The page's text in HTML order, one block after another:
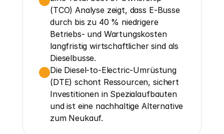
(TCO) Analyse zeigt, dass E-Busse
durch bis zu 40 % niedrigere
Betriebs- und Wartungskosten
langfristig wirtschaftlicher sind als
Dieselbusse.
Die Diesel-to-Electric-Umrüstung
(DTE) schont Ressourcen, sichert
Investitionen in Spezialaufbauten
und ist eine nachhaltige Alternative
zum Neukauf.